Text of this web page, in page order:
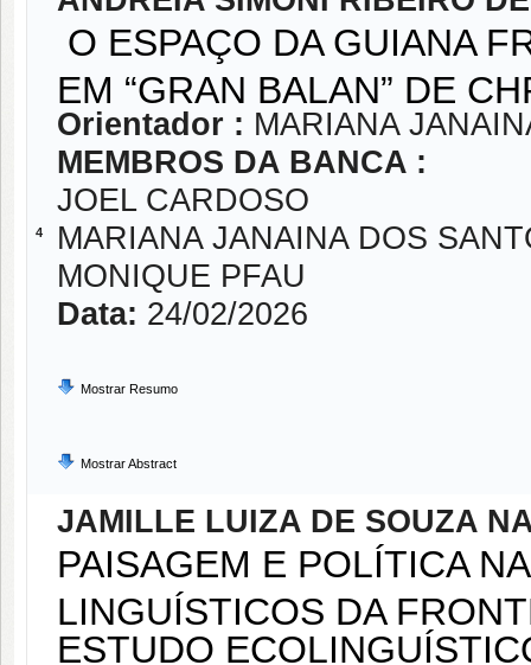
4
O ESPAÇO DA GUIANA
EM “GRAN BALAN” DE
Orientador : MARIANA
MEMBROS DA BANCA :
JOEL CARDOSO
MARIANA JANAINA DOS
MONIQUE PFAU
Data: 24/02/2026
Mostrar Resumo
Mostrar Abstract
JAMILLE LUIZA DE SOUZA
PAISAGEM E POLÍTICA
LINGUÍSTICOS DA
ESTUDO